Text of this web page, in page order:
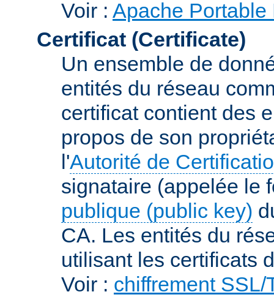
Voir : Apache
Certificat (Certificate)
Un ensemble de
entités du réseau
certificat contient des
propos de son
l'Autorité de
signataire (appelée le
publique (public key)
CA. Les entités du
utilisant les certificats
Voir : chiffrement SSL/